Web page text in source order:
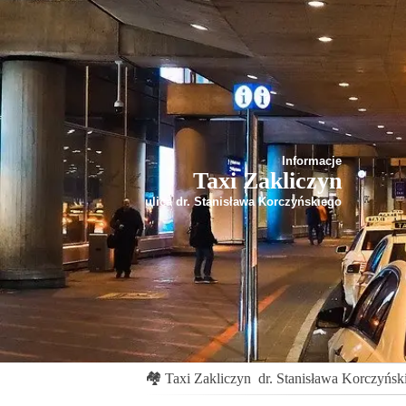
Informacje
Taxi Zakliczyn
ulica dr. Stanisława Korczyńskiego
🏘 Taxi Zakliczyn dr. Stanisława